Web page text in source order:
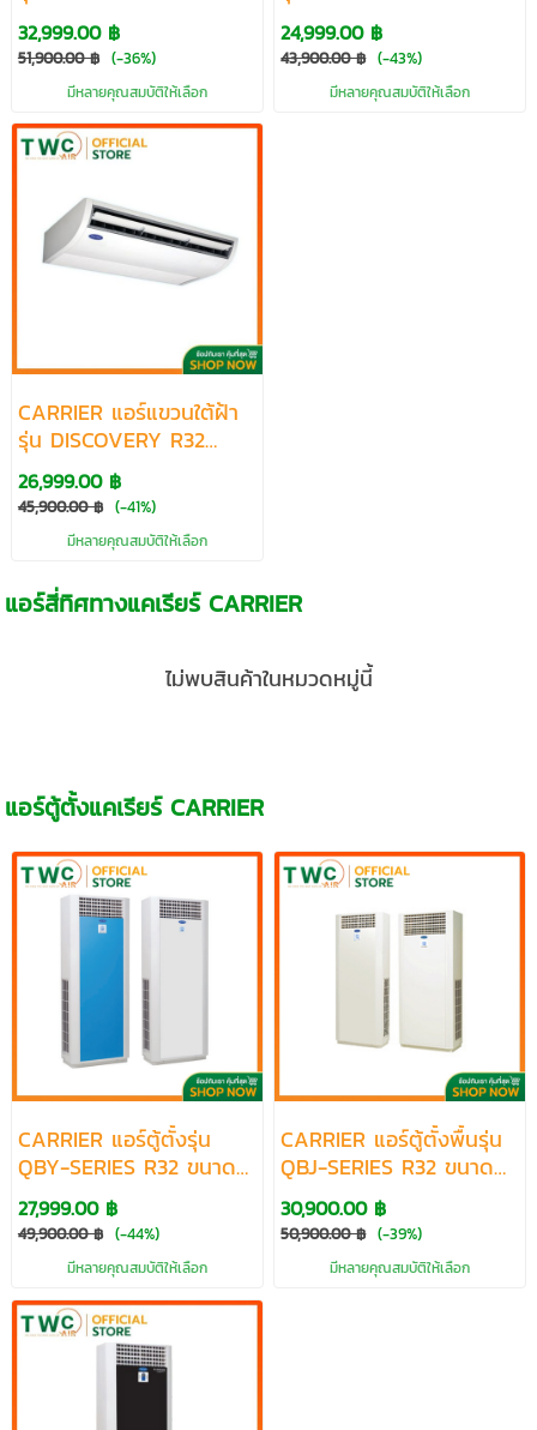
R32 ระบบ INVERTER
ขนาด 13300-60700
BTU
32,999.00 ฿
51,900.00 ฿ (-36%)
มีหลายคุณสมบัติให้เลือก
FIXED SPEED ขนาด
12800-60000 BTU
24,999.00 ฿
43,900.00 ฿ (-43%)
มีหลายคุณสมบัติให้เลือก
CARRIER แอร์แขวนใต้ฝ้า
รุ่น DISCOVERY R32
ระบบ FIXED SPEED
ขนาด 13300-60000
BTU
26,999.00 ฿
45,900.00 ฿ (-41%)
มีหลายคุณสมบัติให้เลือก
แอร์สี่ทิศทางแคเรียร์ CARRIER
ไม่พบสินค้าในหมวดหมู่นี้
แอร์ตู้ตั้งแคเรียร์ CARRIER
CARRIER แอร์ตู้ตั้งรุ่น
QBY-SERIES R32 ขนาด
18084-60000 BTU
27,999.00 ฿
49,900.00 ฿ (-44%)
มีหลายคุณสมบัติให้เลือก
CARRIER แอร์ตู้ตั้งพื้นรุ่น
QBJ-SERIES R32 ขนาด
19107-40262 BTU
30,900.00 ฿
50,900.00 ฿ (-39%)
มีหลายคุณสมบัติให้เลือก